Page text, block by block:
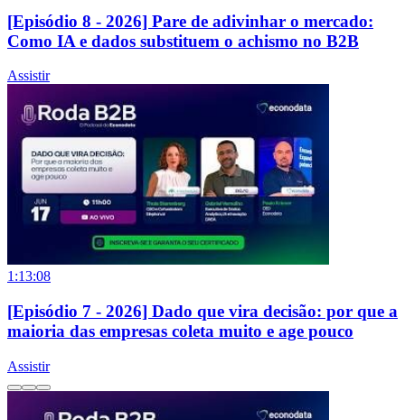
[Episódio 8 - 2026] Pare de adivinhar o mercado:
Como IA e dados substituem o achismo no B2B
Assistir
1:13:08
[Episódio 7 - 2026] Dado que vira decisão: por que a
maioria das empresas coleta muito e age pouco
Assistir